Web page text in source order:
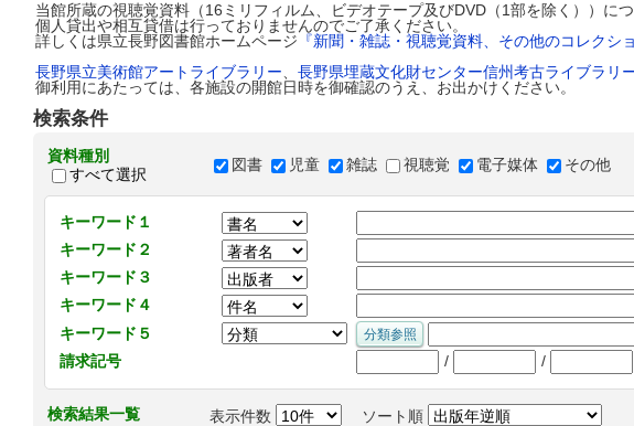
当館所蔵の視聴覚資料（16ミリフィルム、ビデオテープ及びDVD（1部を除く））に
個人貸出や相互貸借は行っておりませんのでご了承ください。
詳しくは県立長野図書館ホームページ 『新聞・雑誌・視聴覚資料、その他のコレクショ
長野県立美術館アートライブラリー
長野県埋蔵文化財センター信州考古ライブラリ
御利用にあたっては、各施設の開館日時を御確認のうえ、お出かけください。
検索条件
資料種別
すべて選択
図書 児童 雑誌 視聴覚 電子媒体 その他
キーワード１
キーワード２
キーワード３
キーワード４
キーワード５
請求記号
/ /
検索結果一覧 表示件数 ソート順